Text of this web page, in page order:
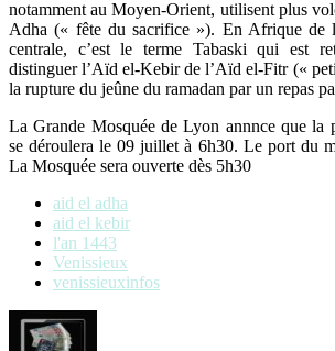
notamment au Moyen-Orient, utilisent plus
Adha (« fête du sacrifice »). En Afrique de
centrale, c’est le terme Tabaski qui est
distinguer l’Aïd el-Kebir de l’Aïd el-Fitr («
la rupture du jeûne du ramadan par un repas
La Grande Mosquée de Lyon annnce que la
se déroulera le 09 juillet à 6h30. Le port du
La Mosquée sera ouverte dès 5h30
aid el adha
aid el kebir
l'an 1443
Venissieux
venissieuxinfos